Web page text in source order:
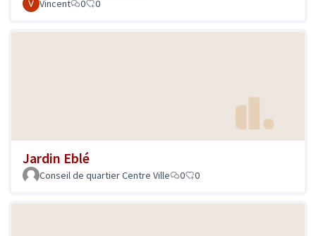
Vincent 0 0
Jardin Eblé
Conseil de quartier Centre Ville 0 0